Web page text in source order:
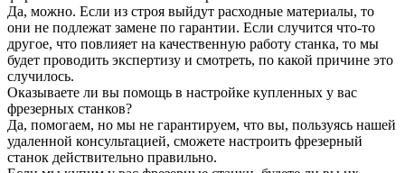
Да, можно. Если из строя выйдут расходные материалы, то
они не подлежат замене по гарантии. Если случится что-то
другое, что повлияет на качественную работу станка, то мы
будет проводить экспертизу и смотреть, по какой причине это
случилось.
Оказываете ли вы помощь в настройке купленных у вас
фрезерных станков?
Да, помогаем, но мы не гарантируем, что вы, пользуясь нашей
удаленной консультацией, сможете настроить фрезерный
станок действительно правильно.